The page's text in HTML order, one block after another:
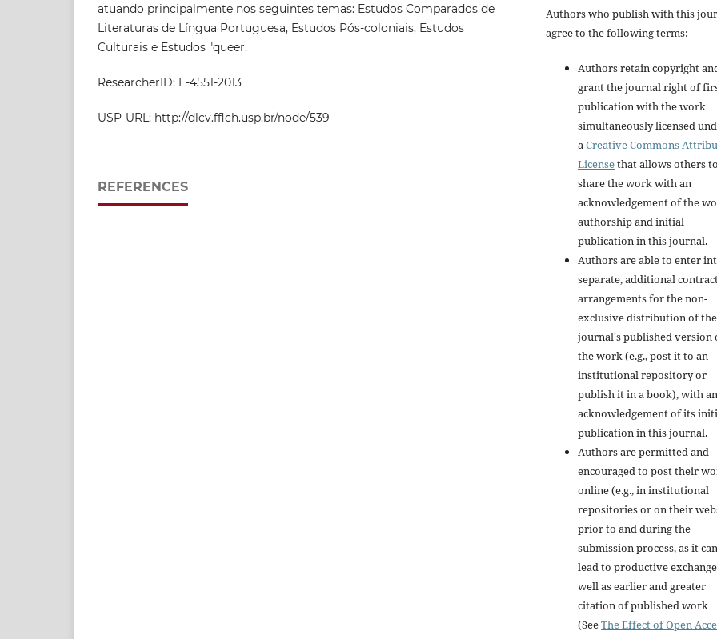
atuando principalmente nos seguintes temas: Estudos Comparados de
Literaturas de Língua Portuguesa, Estudos Pós-coloniais, Estudos
Culturais e Estudos "queer.
ResearcherID: E-4551-2013
USP-URL: http://dlcv.fflch.usp.br/node/539
REFERENCES
Authors who publish with this
agree to the following terms:
Authors retain copyright
grant the journal right of
publication with the work
simultaneously licensed
aCreative Commons
Licensethat allows others to
share the work with an
acknowledgement of the
authorship and initial
publication in this journal.
Authors are able to enter
separate, additional
arrangements for the non-
exclusive distribution of the
journal's published version
the work (e.g., post it to an
institutional repository or
publish it in a book), with an
acknowledgement of its
publication in this journal.
Authors are permitted and
encouraged to post their
online (e.g., in institutional
repositories or on their
prior to and during the
submission process, as it can
lead to productive
well as earlier and greater
citation of published work
(SeeThe Effect of Open